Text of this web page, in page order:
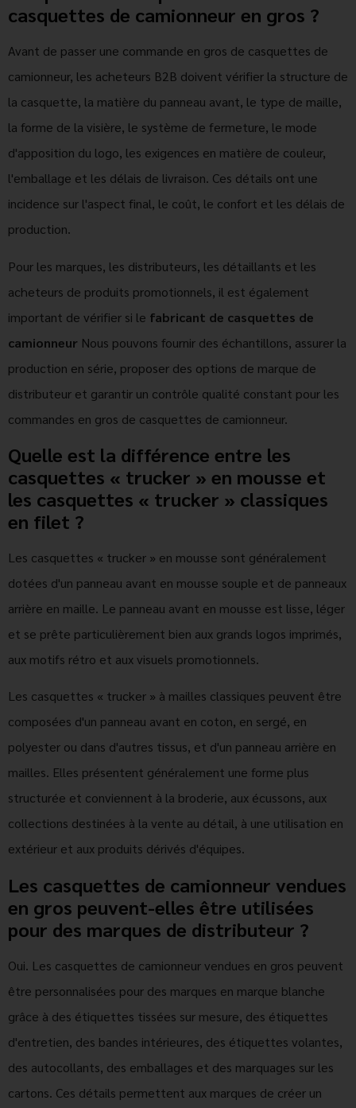
casquettes de camionneur en gros ?
Avant de passer une commande en gros de casquettes de
camionneur, les acheteurs B2B doivent vérifier la structure de
la casquette, la matière du panneau avant, le type de maille,
la forme de la visière, le système de fermeture, le mode
d'apposition du logo, les exigences en matière de couleur,
l'emballage et les délais de livraison. Ces détails ont une
incidence sur l'aspect final, le coût, le confort et les délais de
production.
Pour les marques, les distributeurs, les détaillants et les
acheteurs de produits promotionnels, il est également
important de vérifier si le fabricant de casquettes de
camionneur Nous pouvons fournir des échantillons, assurer la
production en série, proposer des options de marque de
distributeur et garantir un contrôle qualité constant pour les
commandes en gros de casquettes de camionneur.
Quelle est la différence entre les
casquettes « trucker » en mousse et
les casquettes « trucker » classiques
en filet ?
Les casquettes « trucker » en mousse sont généralement
dotées d'un panneau avant en mousse souple et de panneaux
arrière en maille. Le panneau avant en mousse est lisse, léger
et se prête particulièrement bien aux grands logos imprimés,
aux motifs rétro et aux visuels promotionnels.
Les casquettes « trucker » à mailles classiques peuvent être
composées d'un panneau avant en coton, en sergé, en
polyester ou dans d'autres tissus, et d'un panneau arrière en
mailles. Elles présentent généralement une forme plus
structurée et conviennent à la broderie, aux écussons, aux
collections destinées à la vente au détail, à une utilisation en
extérieur et aux produits dérivés d'équipes.
Les casquettes de camionneur vendues
en gros peuvent-elles être utilisées
pour des marques de distributeur ?
Oui. Les casquettes de camionneur vendues en gros peuvent
être personnalisées pour des marques en marque blanche
grâce à des étiquettes tissées sur mesure, des étiquettes
d'entretien, des bandes intérieures, des étiquettes volantes,
des autocollants, des emballages et des marquages sur les
cartons. Ces détails permettent aux marques de créer un